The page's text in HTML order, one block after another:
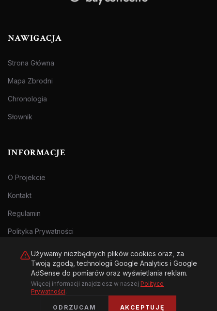
NAWIGACJA
Strona Główna
Mapa Zbrodni
Chronologia
Słownik
INFORMACJE
O Projekcie
Kontakt
Regulamin
Polityka Prywatności
© 2026 Archiwum Zbrodni - zly.com.pl. Wszelkie prawa zastrzeżone.
Treści przeznaczone dla osób pełnoletnich.
Używamy niezbędnych plików cookies oraz, za
Twoją zgodą, technologii Google Analytics i Google
AdSense do pomiarów oraz wyświetlania reklam.
Więcej informacji znajdziesz w naszej Polityce
Prywatności.
ODRZUCAM AKCEPTUJĘ